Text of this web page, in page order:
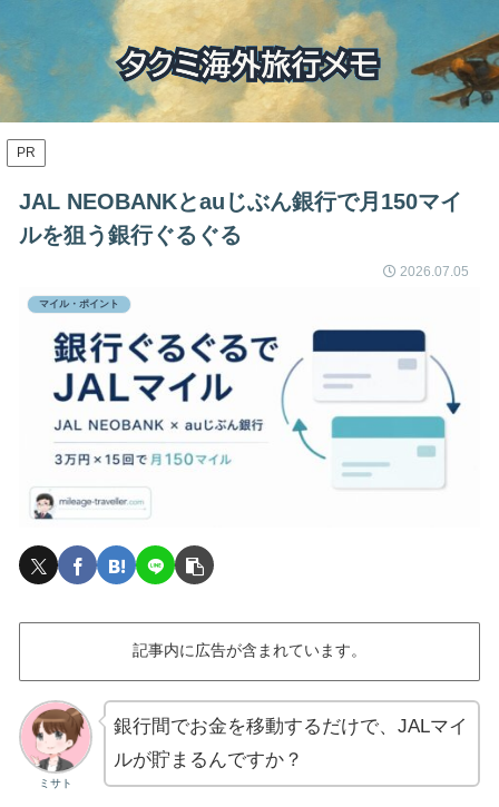
PR
JAL NEOBANKとauじぶん銀行で月150マイ
ルを狙う銀行ぐるぐる
2026.07.05
マイル・ポイント
記事内に広告が含まれています。
ミサト
銀行間でお金を移動するだけで、JALマイ
ルが貯まるんですか？